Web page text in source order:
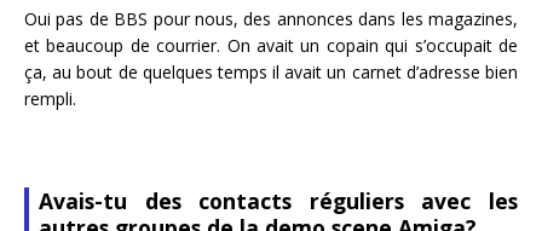
Oui pas de BBS pour nous, des annonces dans les magazines,
et beaucoup de courrier. On avait un copain qui s’occupait de
ça, au bout de quelques temps il avait un carnet d’adresse bien
rempli.
Avais-tu des contacts réguliers avec les